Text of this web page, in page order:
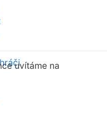
uvítáme na